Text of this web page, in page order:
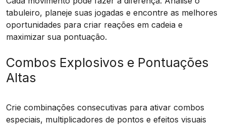
tabuleiro, planeje suas jogadas e encontre as melhores
oportunidades para criar reações em cadeia e
maximizar sua pontuação.
Combos Explosivos e Pontuações
Altas
Crie combinações consecutivas para ativar combos
especiais, multiplicadores de pontos e efeitos visuais